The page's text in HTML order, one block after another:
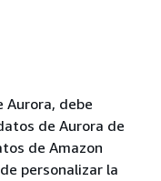
Aurora, debe
de Aurora de
de Amazon
personalizar la